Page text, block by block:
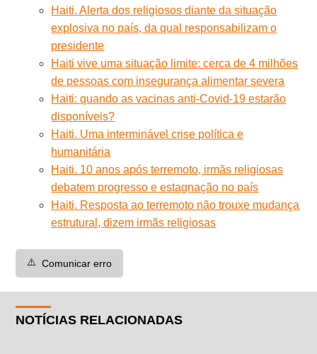
Haiti. Alerta dos religiosos diante da situação
explosiva no país, da qual responsabilizam o
presidente
Haiti vive uma situação limite: cerca de 4 milhões
de pessoas com insegurança alimentar severa
Haiti: quando as vacinas anti-Covid-19 estarão
disponíveis?
Haiti. Uma interminável crise política e
humanitária
Haiti. 10 anos após terremoto, irmãs religiosas
debatem progresso e estagnação no país
Haiti. Resposta ao terremoto não trouxe mudança
estrutural, dizem irmãs religiosas
⚠️ Comunicar erro
NOTÍCIAS RELACIONADAS